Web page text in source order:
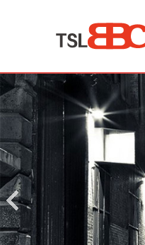
产
品
心
酒
店